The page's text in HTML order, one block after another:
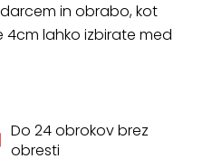
in obrabo, kot
lahko izbirate med
Do 24 obrokov brez
obresti